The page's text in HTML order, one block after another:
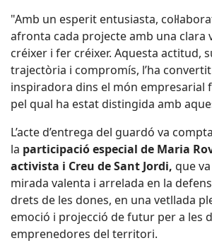
"Amb un esperit entusiasta,
afronta cada projecte amb una clara
créixer i fer créixer. Aquesta actitud,
trajectòria i compromís, l’ha
inspiradora dins el món empresarial
pel qual ha estat distingida amb
L’acte d’entrega del guardó va
la participació especial de Maria
activista i Creu de Sant Jordi, que
mirada valenta i arrelada en la
drets de les dones, en una vetllada
emoció i projecció de futur per a les
emprenedores del territori.